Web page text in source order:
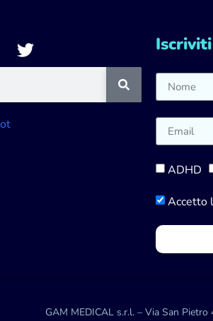
ADHD
Accetto
GAM MEDICAL s.r.l. – Via San